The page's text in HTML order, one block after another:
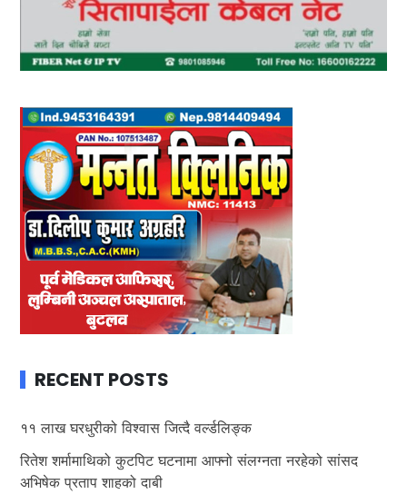
RECENT POSTS
११ लाख घरधुरीको विश्वास जित्दै वर्ल्डलिङ्क
रितेश शर्मामाथिको कुटपिट घटनामा आफ्नो संलग्नता नरहेको सांसद
अभिषेक प्रताप शाहको दाबी